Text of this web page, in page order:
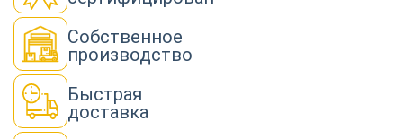
Строительство
Собственное
производство
Быстрая
доставка